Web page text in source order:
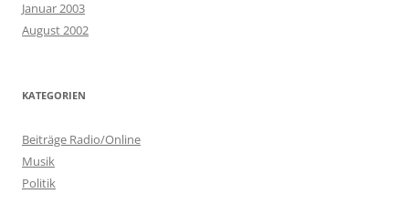
Januar 2003
August 2002
KATEGORIEN
Beiträge Radio/Online
Musik
Politik